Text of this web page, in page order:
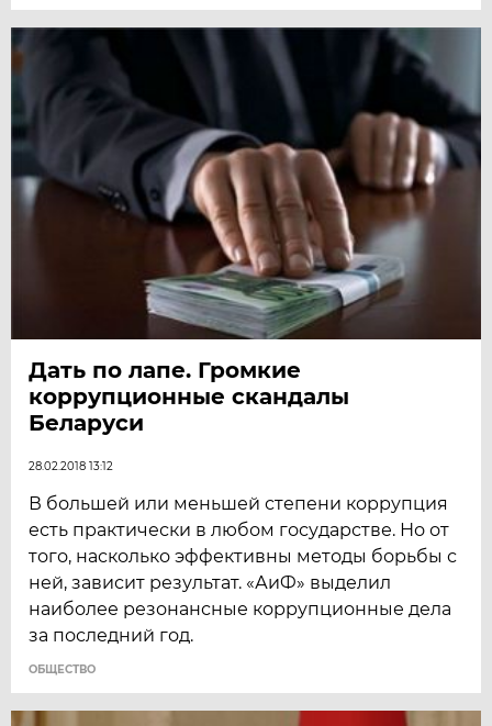
Дать по лапе.​ Громкие
коррупционные скандалы
Беларуси
28.02.2018 13:12
В большей или меньшей степени коррупция
есть практически в любом государстве. Но от
того, насколько эффективны методы борьбы с
ней, зависит результат. «АиФ» выделил
наиболее резонансные коррупционные дела
за последний год.
ОБЩЕСТВО